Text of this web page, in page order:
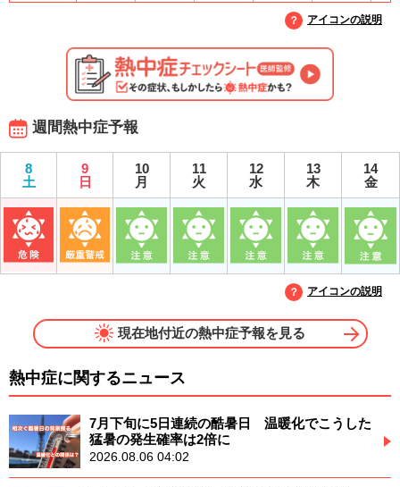
アイコンの説明
週間熱中症予報
8
土
9
日
10
月
11
火
12
水
13
木
14
金
アイコンの説明
現在地付近の熱中症予報を見る
熱中症に関するニュース
7月下旬に5日連続の酷暑日 温暖化でこうした
猛暑の発生確率は2倍に
2026.08.06 04:02